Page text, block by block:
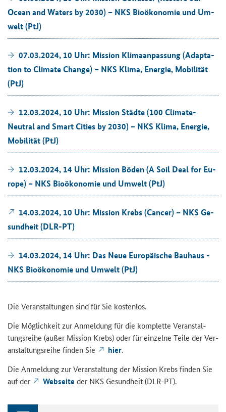
Ocean and Wa­ters by 2030) – NKS Bio­öko­no­mie und Um­
welt (PtJ)
07.03.2024, 10 Uhr: Mis­si­on Kli­ma­an­pas­sung (Ad­ap­ta­
ti­on to Cli­ma­te Chan­ge) – NKS Klima, En­er­gie, Mo­bi­li­tät
(PtJ)
12.03.2024, 10 Uhr: Mis­si­on Städ­te (100 Climate-​
Neutral and Smart Ci­ties by 2030) – NKS Klima, En­er­gie,
Mo­bi­li­tät (PtJ)
12.03.2024, 14 Uhr: Mis­si­on Böden (A Soil Deal for Eu­
ro­pe) – NKS Bio­öko­no­mie und Um­welt (PtJ)
14.03.2024, 10 Uhr: Mis­si­on Krebs (Can­cer) – NKS Ge­
sund­heit (DLR-​PT)
14.03.2024, 14 Uhr: Das Neue Eu­ro­päi­sche Bau­haus -
NKS Bio­öko­no­mie und Um­welt (PtJ)
Die Ver­an­stal­tun­gen sind für Sie kos­ten­los.
Die Mög­lich­keit zur An­mel­dung für die kom­plet­te Ver­an­stal­
tungs­rei­he (außer Mis­si­on Krebs) oder für ein­zel­ne Teile der Ver­
an­stal­tungs­rei­he fin­den Sie
hier.
Die An­mel­dung zur Ver­an­stal­tung der Mis­si­on Krebs fin­den Sie
auf der
Web­sei­te der NKS Ge­sund­heit (DLR-​PT).